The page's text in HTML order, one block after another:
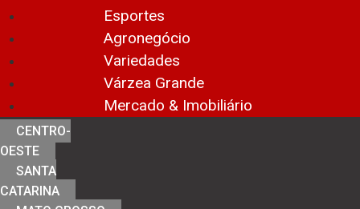
Esportes
Agronegócio
Variedades
Várzea Grande
Mercado & Imobiliário
CENTRO-
OESTE
SANTA
CATARINA